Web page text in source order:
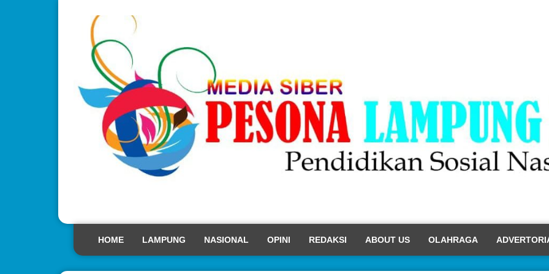
HOME LAMPUNG NASIONAL OPINI REDAKSI ABOUT US OLAHRAGA